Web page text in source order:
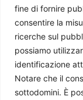
fine di fornire
consentire la
ricerche sul
possiamo
identificazione
Notare che il
sottodomini. È